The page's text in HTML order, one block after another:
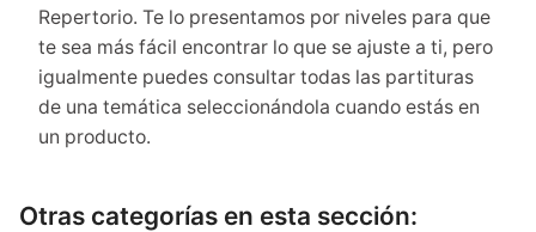
Repertorio. Te lo presentamos por niveles para que
te sea más fácil encontrar lo que se ajuste a ti, pero
igualmente puedes consultar todas las partituras
de una temática seleccionándola cuando estás en
un producto.
Otras categorías en esta sección: